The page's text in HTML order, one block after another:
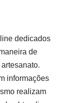
dedicados
de
informações
realizam